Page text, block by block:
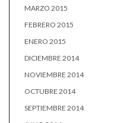
MARZO 2015
FEBRERO 2015
ENERO 2015
DICIEMBRE 2014
NOVIEMBRE 2014
OCTUBRE 2014
SEPTIEMBRE 2014